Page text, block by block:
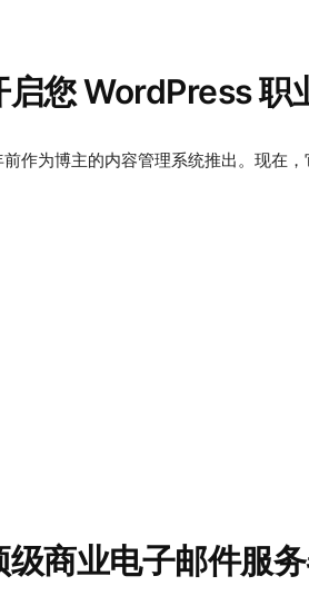
您 WordPress 职
作为博主的内容管理系统推出。现在
商业电子邮件服